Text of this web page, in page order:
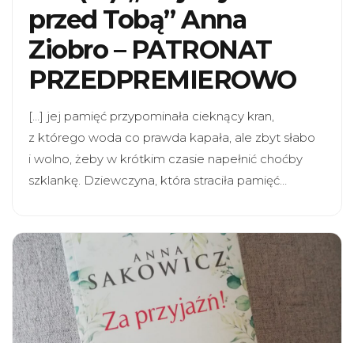
przed Tobą” Anna
Ziobro – PATRONAT
PRZEDPREMIEROWO
[…] jej pamięć przypominała cieknący kran,
z którego woda co prawda kapała, ale zbyt słabo
i wolno, żeby w krótkim czasie napełnić choćby
szklankę. Dziewczyna, która straciła pamięć…